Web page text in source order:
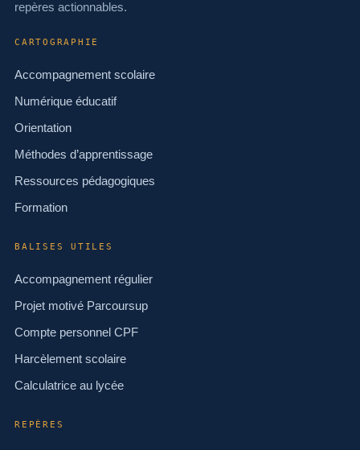
repères actionnables.
CARTOGRAPHIE
Accompagnement scolaire
Numérique éducatif
Orientation
Méthodes d’apprentissage
Ressources pédagogiques
Formation
BALISES UTILES
Accompagnement régulier
Projet motivé Parcoursup
Compte personnel CPF
Harcèlement scolaire
Calculatrice au lycée
REPÈRES